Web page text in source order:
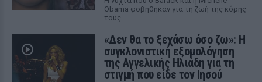
Obama φοβήθηκαν για τη ζωή της κόρης
τους
«Δεν θα το ξεχάσω όσο ζω»: Η
συγκλονιστική εξομολόγηση
της Αγγελικής Ηλιάδη για τη
στιγμή που είδε τον Ιησού